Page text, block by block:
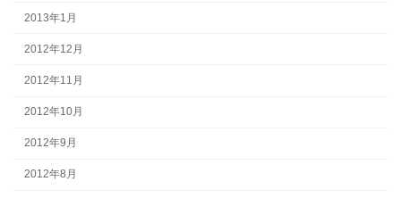
2013年1月
2012年12月
2012年11月
2012年10月
2012年9月
2012年8月